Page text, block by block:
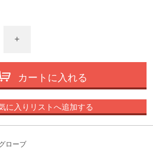
+
カートに入れる
に入りリストへ追加する
ローブ